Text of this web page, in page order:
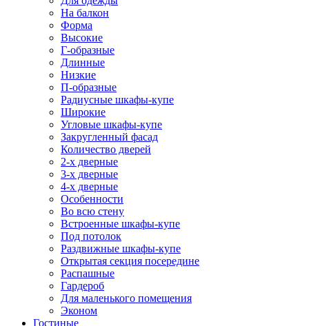
На балкон
Форма
Высокие
Г-образные
Длинные
Низкие
П-образные
Радиусные шкафы-купе
Широкие
Угловые шкафы-купе
Закругленный фасад
Количество дверей
2-х дверные
3-х дверные
4-х дверные
Особенности
Во всю стену
Встроенные шкафы-купе
Под потолок
Раздвижные шкафы-купе
Открытая секция посередине
Распашные
Гардероб
Для маленького помещения
Эконом
Гостиные